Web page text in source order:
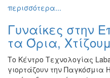
περισσότερα...
Γυναίκες στην
τα Όρια,
Το Κέντρο Τεχνολογίας
γιορτάζουν την Παγκόσμια